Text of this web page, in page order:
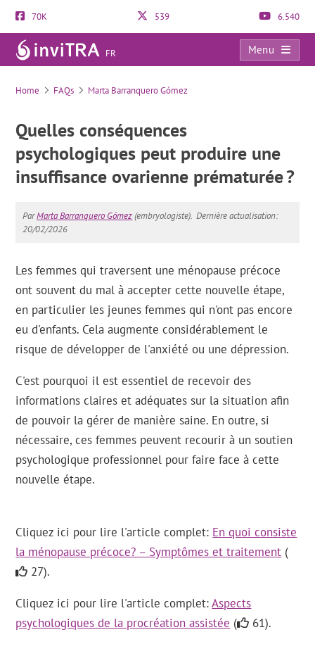
70K 539 6.540
FR
Menu
FAQs
Home FAQs Marta Barranquero Gómez
Quelles conséquences
psychologiques peut produire une
insuffisance ovarienne prématurée ?
ParMarta Barranquero Gómez(embryologiste). Dernière actualisation:
20/02/2026
Les femmes qui traversent une ménopause précoce
ont souvent du mal à accepter cette nouvelle étape,
en particulier les jeunes femmes qui n'ont pas encore
eu d'enfants. Cela augmente considérablement le
risque de développer de l'anxiété ou une dépression.
C'est pourquoi il est essentiel de recevoir des
informations claires et adéquates sur la situation afin
de pouvoir la gérer de manière saine. En outre, si
nécessaire, ces femmes peuvent recourir à un soutien
psychologique professionnel pour faire face à cette
nouvelle étape.
Cliquez ici pour lire l'article complet: En quoi consiste
la ménopause précoce? – Symptômes et traitement (
27).
Cliquez ici pour lire l'article complet:Aspects
psychologiques de la procréation assistée ( 61).